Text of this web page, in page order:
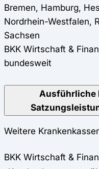
Bremen, Hamburg,
Nordrhein-Westfalen,
Sachsen
BKK Wirtschaft &
bundesweit
Ausführliche
Weitere
BKK Wirtschaft &